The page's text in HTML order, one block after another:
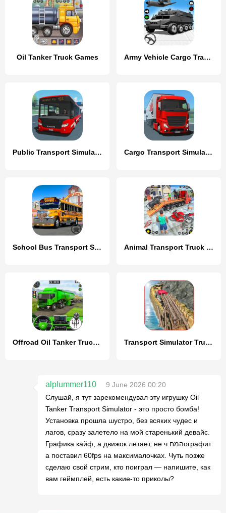
Oil Tanker Truck Games Army Vehicle Cargo Transport
Public Transport Simulator Cargo Transport Simulator
School Bus Transport Simulator Animal Transport Truck Game 3D
Offroad Oil Tanker Truck Games Transport Simulator Truck Game
alplummer110
9 June 2026 00:20
Слушай, я тут зарекомендувал эту игрушку Oil
Tanker Transport Simulator - это просто бомба!
Установка прошла шустро, без всяких чудес и
лагов, сразу залетело на мой старенький девайс.
Графика кайф, а движок летает, не ч המחографит
а поставил 60fps на максималочках. Чуть позже
сделаю свой стрим, кто поиграл — напишите, как
вам геймплей, есть какие-то приколы?